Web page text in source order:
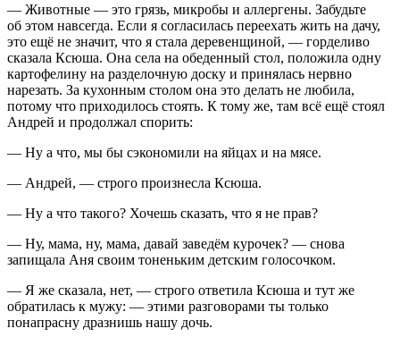
— Животные — это грязь, микробы и аллергены. Забудьте
об этом навсегда. Если я согласилась переехать жить на дачу,
это ещё не значит, что я стала деревенщиной, — горделиво
сказала Ксюша. Она села на обеденный стол, положила одну
картофелину на разделочную доску и принялась нервно
нарезать. За кухонным столом она это делать не любила,
потому что приходилось стоять. К тому же, там всё ещё стоял
Андрей и продолжал спорить:
— Ну а что, мы бы сэкономили на яйцах и на мясе.
— Андрей, — строго произнесла Ксюша.
— Ну а что такого? Хочешь сказать, что я не прав?
— Ну, мама, ну, мама, давай заведём курочек? — снова
запищала Аня своим тоненьким детским голосочком.
— Я же сказала, нет, — строго ответила Ксюша и тут же
обратилась к мужу: — этими разговорами ты только
понапрасну дразнишь нашу дочь.